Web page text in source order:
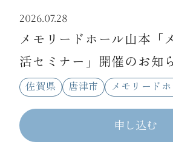
2026.07.28
メモリードホール山本「
活セミナー」開催のお知
佐賀県 唐津市 メモリード
申し込む